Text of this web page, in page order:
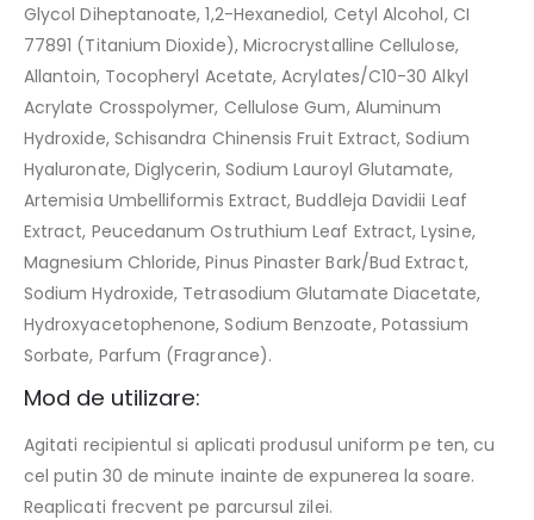
Glycol Diheptanoate, 1,2-Hexanediol, Cetyl Alcohol, CI
77891 (Titanium Dioxide), Microcrystalline Cellulose,
Allantoin, Tocopheryl Acetate, Acrylates/C10-30 Alkyl
Acrylate Crosspolymer, Cellulose Gum, Aluminum
Hydroxide, Schisandra Chinensis Fruit Extract, Sodium
Hyaluronate, Diglycerin, Sodium Lauroyl Glutamate,
Artemisia Umbelliformis Extract, Buddleja Davidii Leaf
Extract, Peucedanum Ostruthium Leaf Extract, Lysine,
Magnesium Chloride, Pinus Pinaster Bark/Bud Extract,
Sodium Hydroxide, Tetrasodium Glutamate Diacetate,
Hydroxyacetophenone, Sodium Benzoate, Potassium
Sorbate, Parfum (Fragrance).
Mod de utilizare:
Agitati recipientul si aplicati produsul uniform pe ten, cu
cel putin 30 de minute inainte de expunerea la soare.
Reaplicati frecvent pe parcursul zilei.